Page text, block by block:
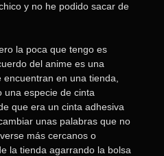
y no he podido sacar de
la poca que tengo es
del anime es una
en una tienda,
una especie de cinta
que era un cinta adhesiva
unas palabras que no
más cercanos o
la tienda agarrando la bolsa